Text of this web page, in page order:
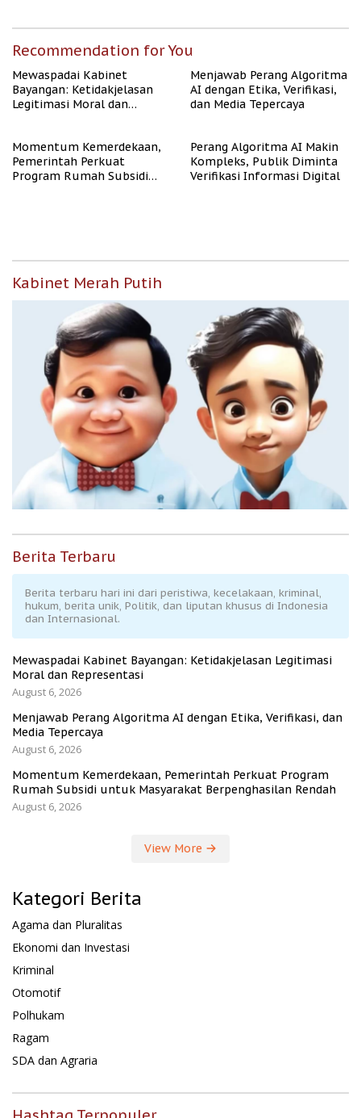
Recommendation for You
Mewaspadai Kabinet
Bayangan: Ketidakjelasan
Legitimasi Moral dan
Menjawab Perang Algoritma
AI dengan Etika, Verifikasi,
dan Media Tepercaya
Momentum Kemerdekaan,
Pemerintah Perkuat
Program Rumah Subsidi
Perang Algoritma AI Makin
Kompleks, Publik Diminta
Verifikasi Informasi Digital
Kabinet Merah Putih
Berita Terbaru
Berita terbaru hari ini dari peristiwa, kecelakaan, kriminal,
hukum, berita unik, Politik, dan liputan khusus di Indonesia
dan Internasional.
Mewaspadai Kabinet Bayangan: Ketidakjelasan Legitimasi
Moral dan Representasi
August 6, 2026
Menjawab Perang Algoritma AI dengan Etika, Verifikasi, dan
Media Tepercaya
August 6, 2026
Momentum Kemerdekaan, Pemerintah Perkuat Program
Rumah Subsidi untuk Masyarakat Berpenghasilan Rendah
August 6, 2026
View More
Kategori Berita
Agama dan Pluralitas
Ekonomi dan Investasi
Kriminal
Otomotif
Polhukam
Ragam
SDA dan Agraria